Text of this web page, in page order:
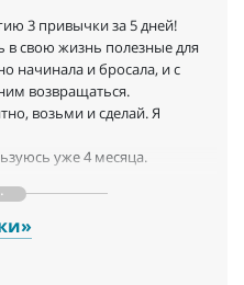
3 привычки за 5 дней!
в свою жизнь полезные для
начинала и бросала, и с
возвращаться.
возьми и сделай. Я
уже 4 месяца.